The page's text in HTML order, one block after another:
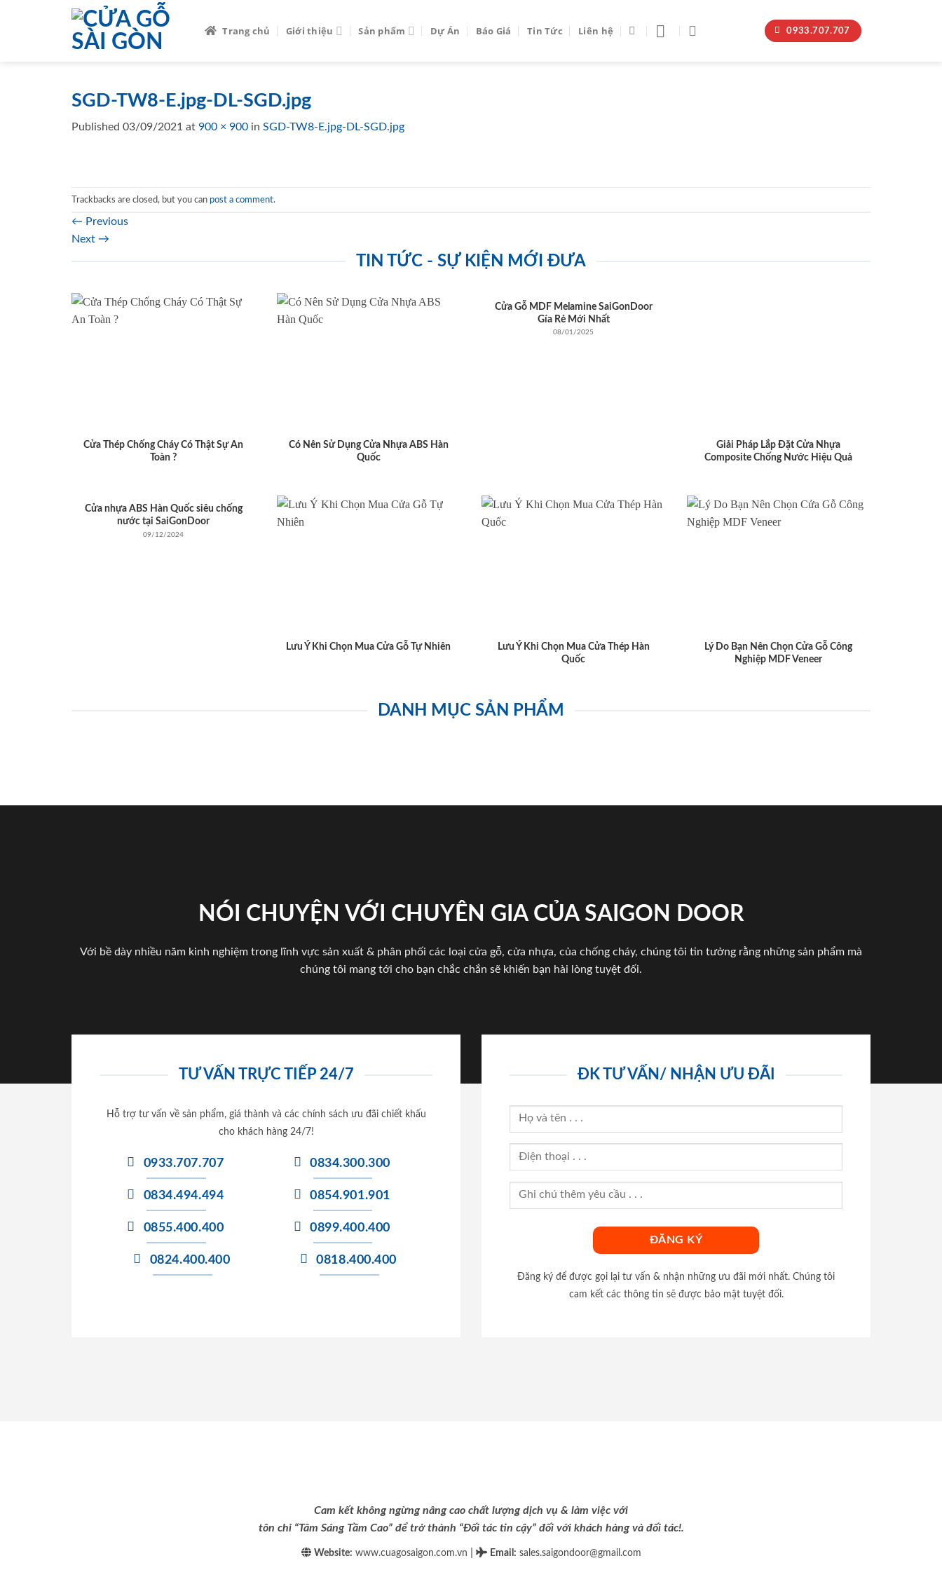
Trang chủ Giới thiệu Sản phẩm Dự Án Báo Giá Tin Tức Liên hệ 0933.707.707
SGD-TW8-E.jpg-DL-SGD.jpg
Published 03/09/2021 at 900 × 900 in SGD-TW8-E.jpg-DL-SGD.jpg
Trackbacks are closed, but you can post a comment.
← Previous
Next →
TIN TỨC - SỰ KIỆN MỚI ĐƯA
Cửa Thép Chống Cháy Có Thật Sự An
Toàn ?
Có Nên Sử Dụng Cửa Nhựa ABS Hàn
Quốc
Cửa Gỗ MDF Melamine SaiGonDoor
Gía Rẻ Mới Nhất
08/01/2025
Giải Pháp Lắp Đặt Cửa Nhựa
Composite Chống Nước Hiệu Quả
Cửa nhựa ABS Hàn Quốc siêu chống
nước tại SaiGonDoor
09/12/2024
Lưu Ý Khi Chọn Mua Cửa Gỗ Tự Nhiên
Lưu Ý Khi Chọn Mua Cửa Thép Hàn
Quốc
Lý Do Bạn Nên Chọn Cửa Gỗ Công
Nghiệp MDF Veneer
DANH MỤC SẢN PHẨM
NÓI CHUYỆN VỚI CHUYÊN GIA CỦA SAIGON DOOR
Với bề dày nhiều năm kinh nghiệm trong lĩnh vực sản xuất & phân phối các loại cửa gỗ, cửa nhựa, của chống cháy, chúng tôi tin tưởng rằng những sản phẩm mà
chúng tôi mang tới cho bạn chắc chắn sẽ khiến bạn hài lòng tuyệt đối.
TƯ VẤN TRỰC TIẾP 24/7
Hỗ trợ tư vấn về sản phẩm, giá thành và các chính sách ưu đãi chiết khấu
cho khách hàng 24/7!
0933.707.707
0834.494.494
0855.400.400
0824.400.400
0834.300.300
0854.901.901
0899.400.400
0818.400.400
ĐK TƯ VẤN/ NHẬN ƯU ĐÃI
Đăng ký để được gọi lại tư vấn & nhận những ưu đãi mới nhất. Chúng tôi
cam kết các thông tin sẽ được bảo mật tuyệt đối.
Cam kết không ngừng nâng cao chất lượng dịch vụ & làm việc với
tôn chỉ “Tâm Sáng Tầm Cao” để trở thành “Đối tác tin cậy” đối với khách hàng và đối tác!.
Website: www.cuagosaigon.com.vn Email : sales.saigondoor@gmail.com